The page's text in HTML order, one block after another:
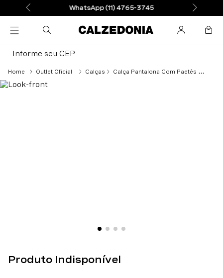
WhatsApp (11) 4765-3745
Informe seu CEP
Outlet Oficial Calças Calça Pantalona Com Paetês - Roxo